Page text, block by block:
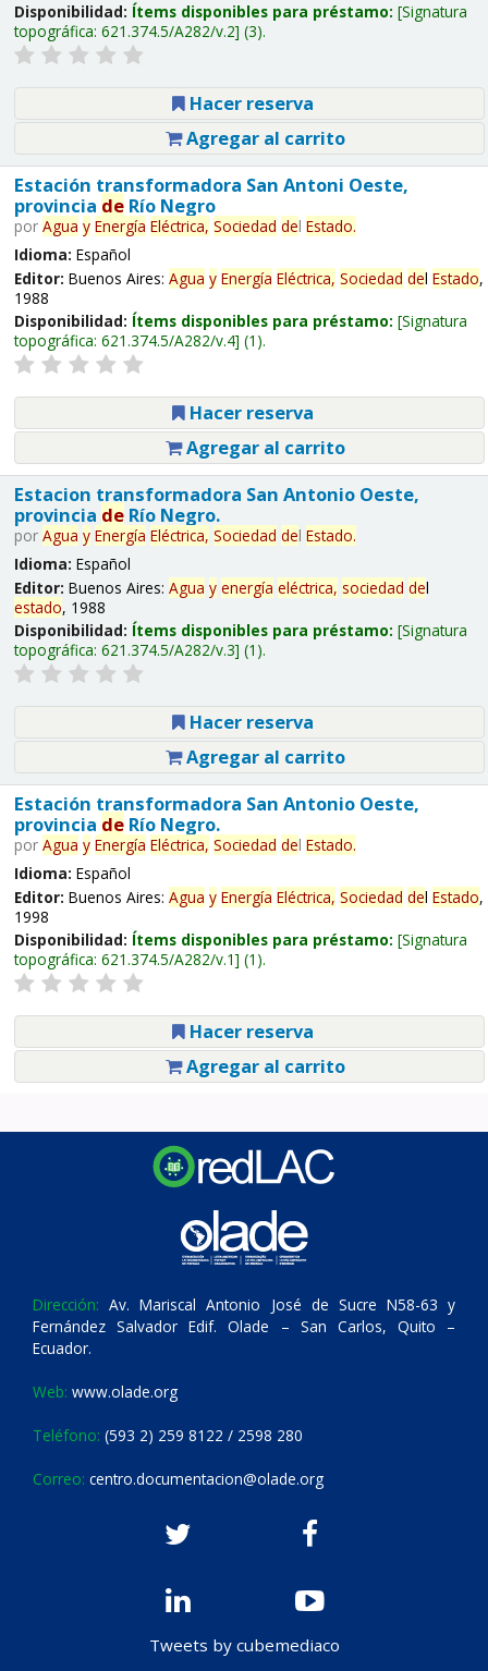
Disponibilidad: Ítems disponibles para préstamo: Signatura
topográfica: 621.374.5/A282/v.2 (3).
Hacer reserva
Agregar al carrito
Estación transformadora San Antoni Oeste,
provincia deRío Negro
por Agua y Energía Eléctrica, Sociedad del Estado.
Idioma: Español
Editor: Buenos Aires: Agua y Energía Eléctrica, Sociedad del Estado,
1988
Disponibilidad: Ítems disponibles para préstamo: Signatura
topográfica: 621.374.5/A282/v.4 (1).
Hacer reserva
Agregar al carrito
Estacion transformadora San Antonio Oeste,
provincia deRío Negro.
por Agua y Energía Eléctrica, Sociedad del Estado.
Idioma: Español
Editor: Buenos Aires: Agua y energía eléctrica, sociedad del
estado, 1988
Disponibilidad: Ítems disponibles para préstamo: Signatura
topográfica: 621.374.5/A282/v.3 (1).
Hacer reserva
Agregar al carrito
Estación transformadora San Antonio Oeste,
provincia deRío Negro.
por Agua y Energía Eléctrica, Sociedad del Estado.
Idioma: Español
Editor: Buenos Aires: Agua y Energía Eléctrica, Sociedad del Estado,
1998
Disponibilidad: Ítems disponibles para préstamo: Signatura
topográfica: 621.374.5/A282/v.1 (1).
Hacer reserva
Agregar al carrito
Dirección: Av. Mariscal Antonio José de Sucre N58-63 y
Fernández Salvador Edif. Olade – San Carlos, Quito –
Ecuador.
Web: www.olade.org
Teléfono: (593 2) 259 8122 / 2598 280
Correo: centro.documentacion@olade.org
Tweets by cubemediaco